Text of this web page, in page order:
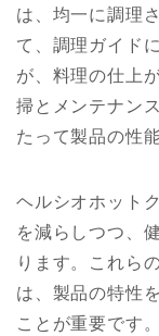
は、均一に調理
て、調理ガイド
が、料理の仕上
掃とメンテナン
たって製品の性
ヘルシオホット
を減らしつつ、
ります。これら
は、製品の特性
ことが重要です。